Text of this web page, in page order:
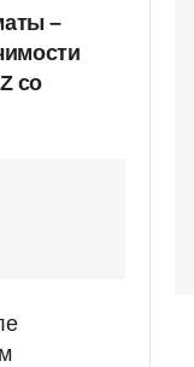
–
со